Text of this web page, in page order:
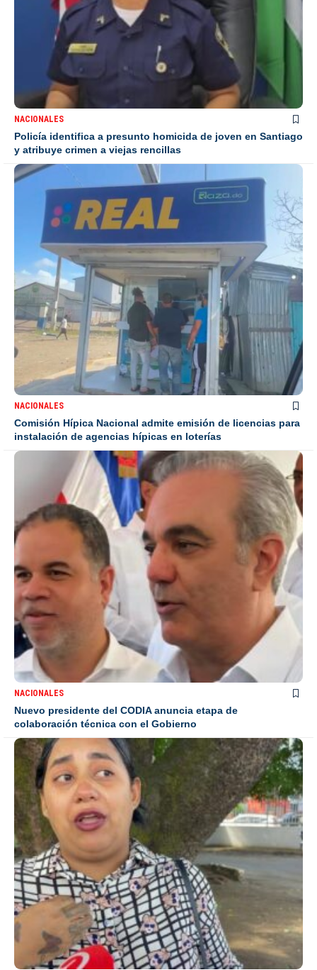
NACIONALES
Policía identifica a presunto homicida de joven en Santiago
y atribuye crimen a viejas rencillas
NACIONALES
Comisión Hípica Nacional admite emisión de licencias para
instalación de agencias hípicas en loterías
NACIONALES
Nuevo presidente del CODIA anuncia etapa de
colaboración técnica con el Gobierno